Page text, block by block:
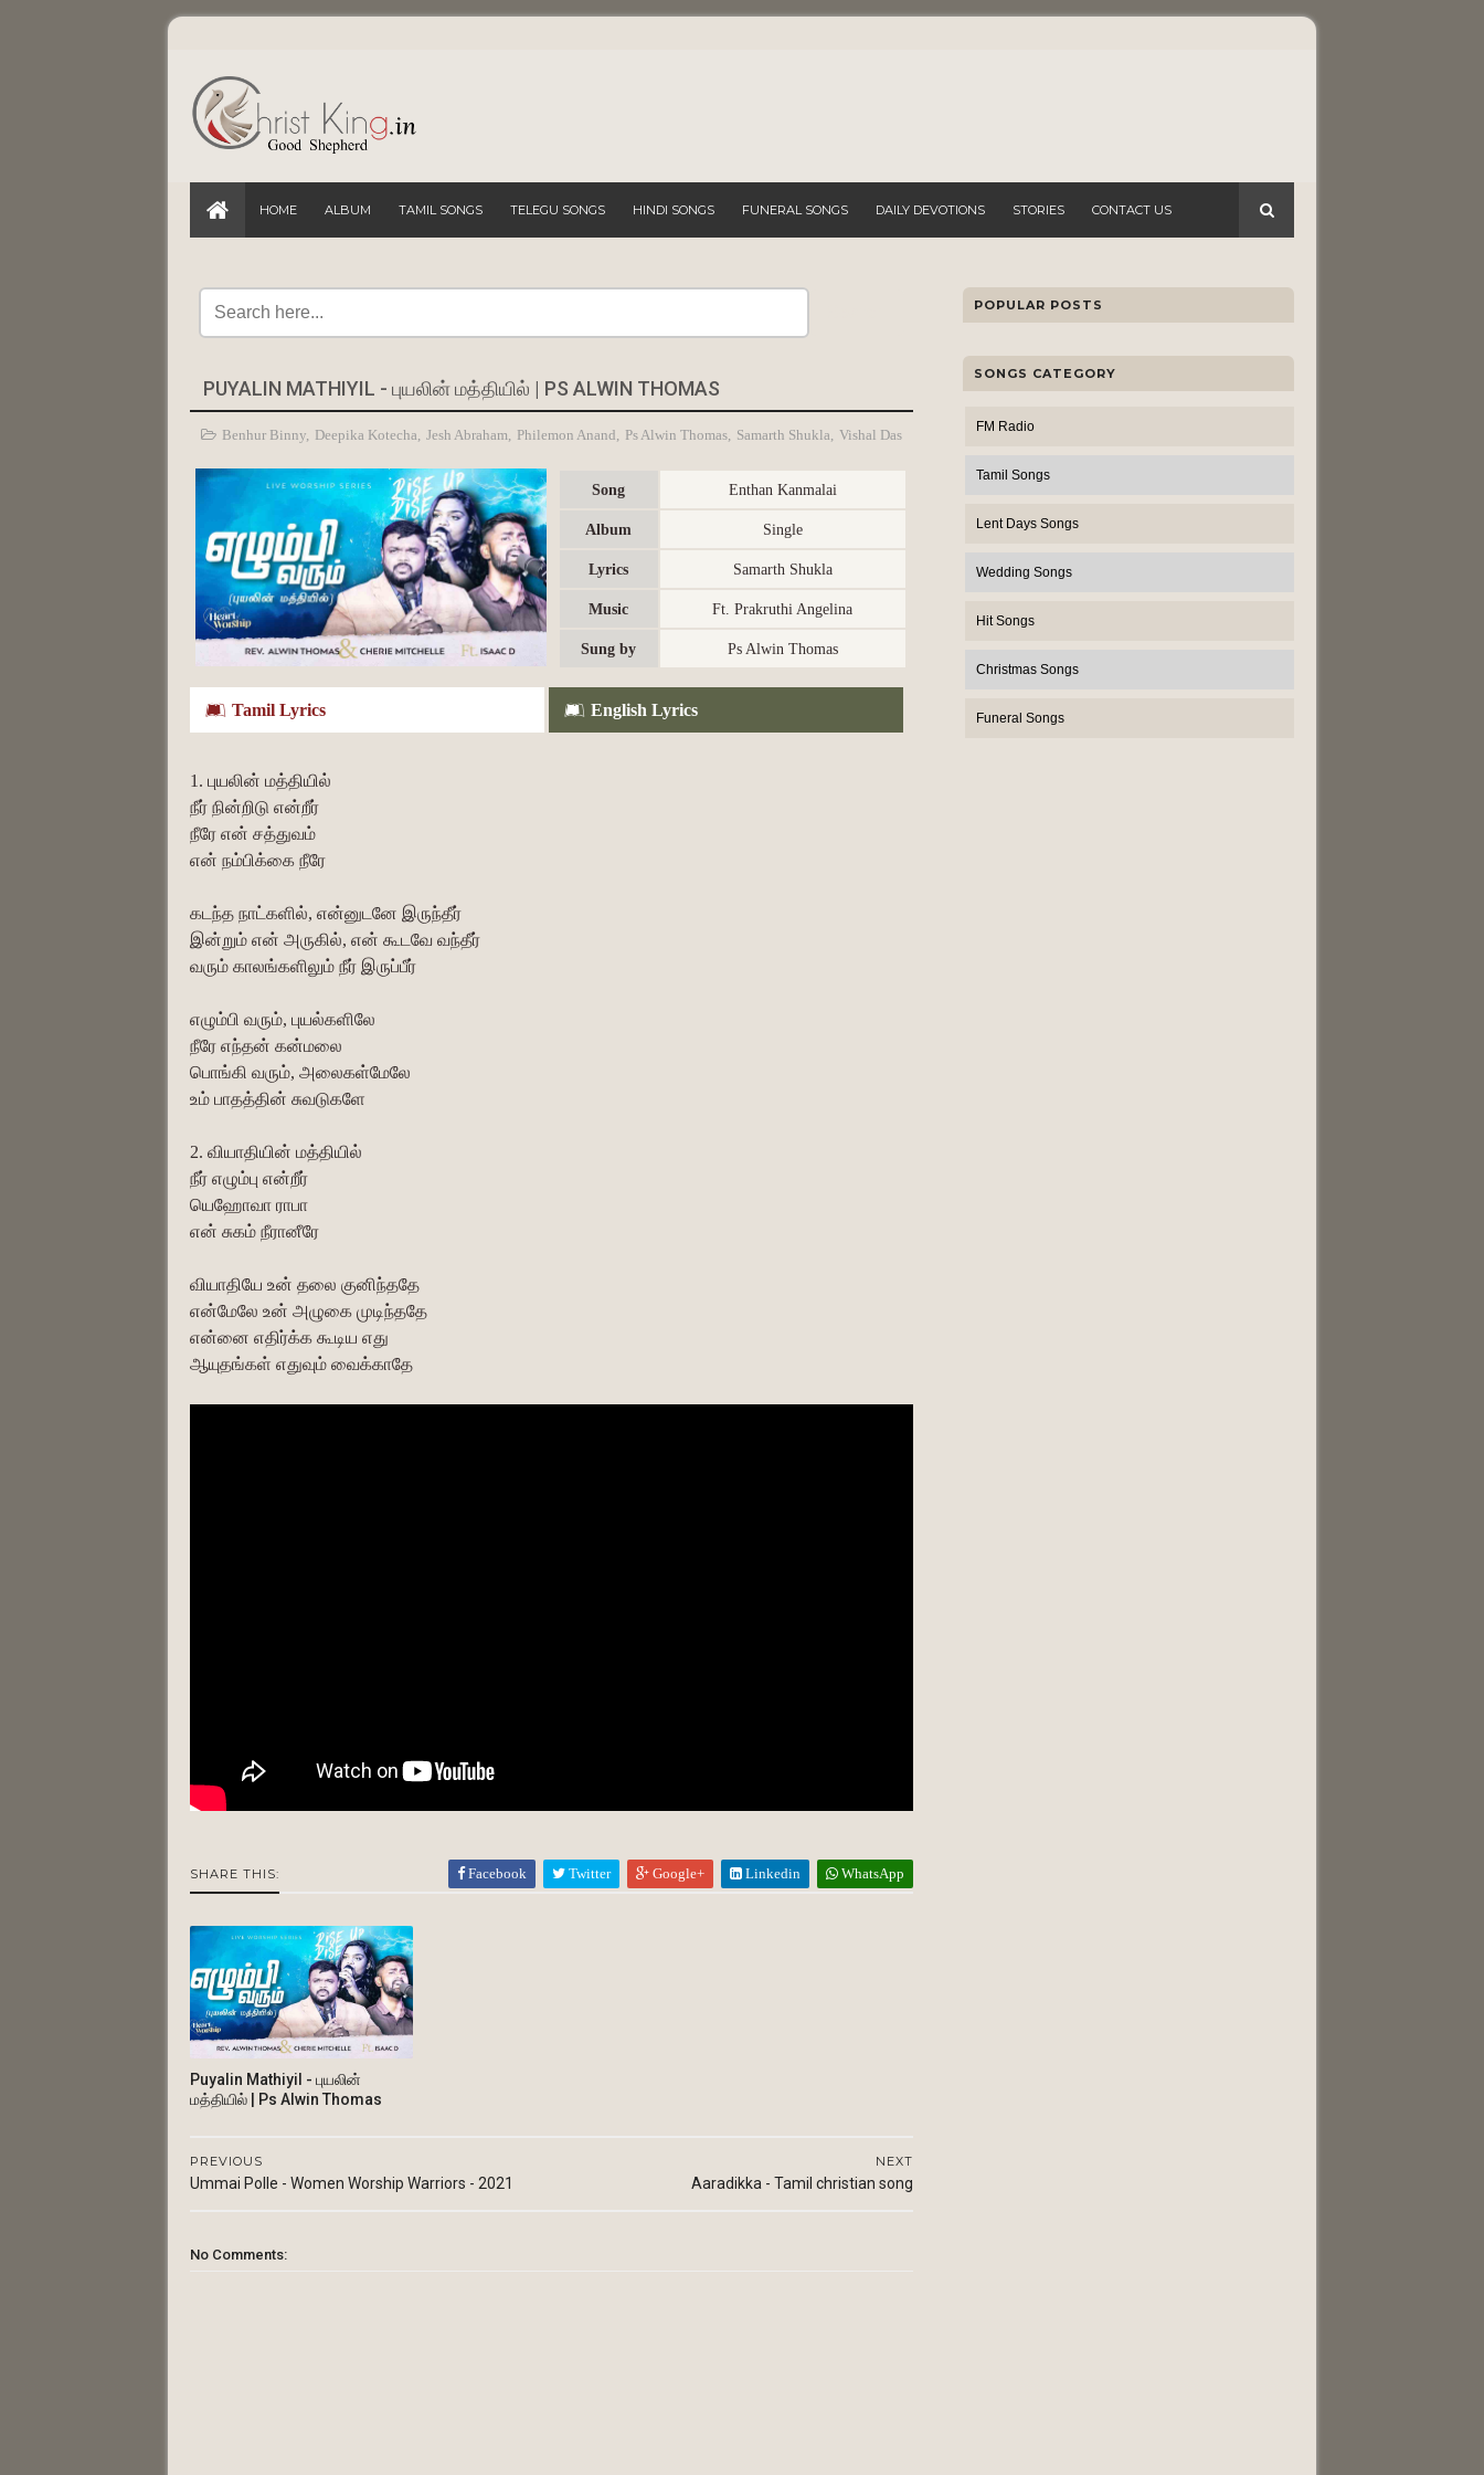
HOME ALBUM TAMIL SONGS TELEGU SONGS HINDI SONGS FUNERAL SONGS DAILY DEVOTIONS STORIES CONTACT US
PUYALIN MATHIYIL - புயலின் மத்தியில் | PS ALWIN THOMAS
Benhur Binny, Deepika Kotecha, Jesh Abraham, Philemon Anand, Ps Alwin Thomas, Samarth Shukla, Vishal Das
Song Enthan Kanmalai
Album Single
Lyrics Samarth Shukla
Music Ft. Prakruthi Angelina
Sung by Ps Alwin Thomas
Tamil Lyrics English Lyrics
1. புயலின் மத்தியில்
நீர் நின்றிடு என்றீர்
நீரே என் சத்துவம்
என் நம்பிக்கை நீரே
கடந்த நாட்களில், என்னுடனே இருந்தீர்
இன்றும் என் அருகில், என் கூடவே வந்தீர்
வரும் காலங்களிலும் நீர் இருப்பீர்
எழும்பி வரும், புயல்களிலே
நீரே எந்தன் கன்மலை
பொங்கி வரும், அலைகள்மேலே
உம் பாதத்தின் சுவடுகளே
2. வியாதியின் மத்தியில்
நீர் எழும்பு என்றீர்
யெஹோவா ராபா
என் சுகம் நீரானீரே
வியாதியே உன் தலை குனிந்ததே
என்மேலே உன் அழுகை முடிந்ததே
என்னை எதிர்க்க கூடிய எது
ஆயுதங்கள் எதுவும் வைக்காதே
SHARE THIS: Facebook Twitter Google+ Linkedin WhatsApp
Puyalin Mathiyil - புயலின்
மத்தியில் | Ps Alwin Thomas
NEXT
Aaradikka - Tamil christian song
PREVIOUS
Ummai Polle - Women Worship Warriors - 2021
No Comments:
POPULAR POSTS
SONGS CATEGORY
FM Radio
Tamil Songs
Lent Days Songs
Wedding Songs
Hit Songs
Christmas Songs
Funeral Songs